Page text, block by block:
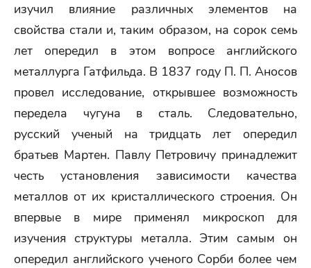
изучил влияние различных элементов на
свойства стали и, таким образом, на сорок семь
лет опередил в этом вопросе английского
металлурга Гатфильда. В 1837 году П. П. Аносов
провел исследование, открывшее возможность
передела чугуна в сталь. Следовательно,
русский ученый на тридцать лет опередил
братьев Мартен. Павлу Петровичу принадлежит
честь установления зависимости качества
металлов от их кристаллического строения. Он
впервые в мире применял микроскоп для
изучения структуры металла. Этим самым он
опередил английского ученого Сорби более чем